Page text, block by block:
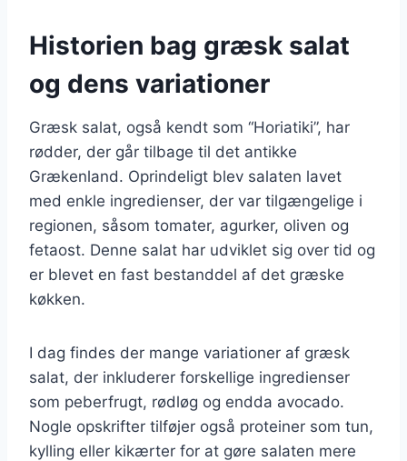
Historien bag græsk salat
og dens variationer
Græsk salat, også kendt som “Horiatiki”, har
rødder, der går tilbage til det antikke
Grækenland. Oprindeligt blev salaten lavet
med enkle ingredienser, der var tilgængelige i
regionen, såsom tomater, agurker, oliven og
fetaost. Denne salat har udviklet sig over tid og
er blevet en fast bestanddel af det græske
køkken.
I dag findes der mange variationer af græsk
salat, der inkluderer forskellige ingredienser
som peberfrugt, rødløg og endda avocado.
Nogle opskrifter tilføjer også proteiner som tun,
kylling eller kikærter for at gøre salaten mere